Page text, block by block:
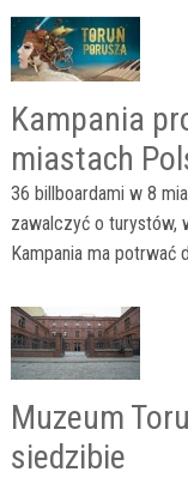
Kampania
miastach
36 billboardami w 8
zawalczyć o turystów,
Kampania ma potrwać
Muzeum
siedzibie